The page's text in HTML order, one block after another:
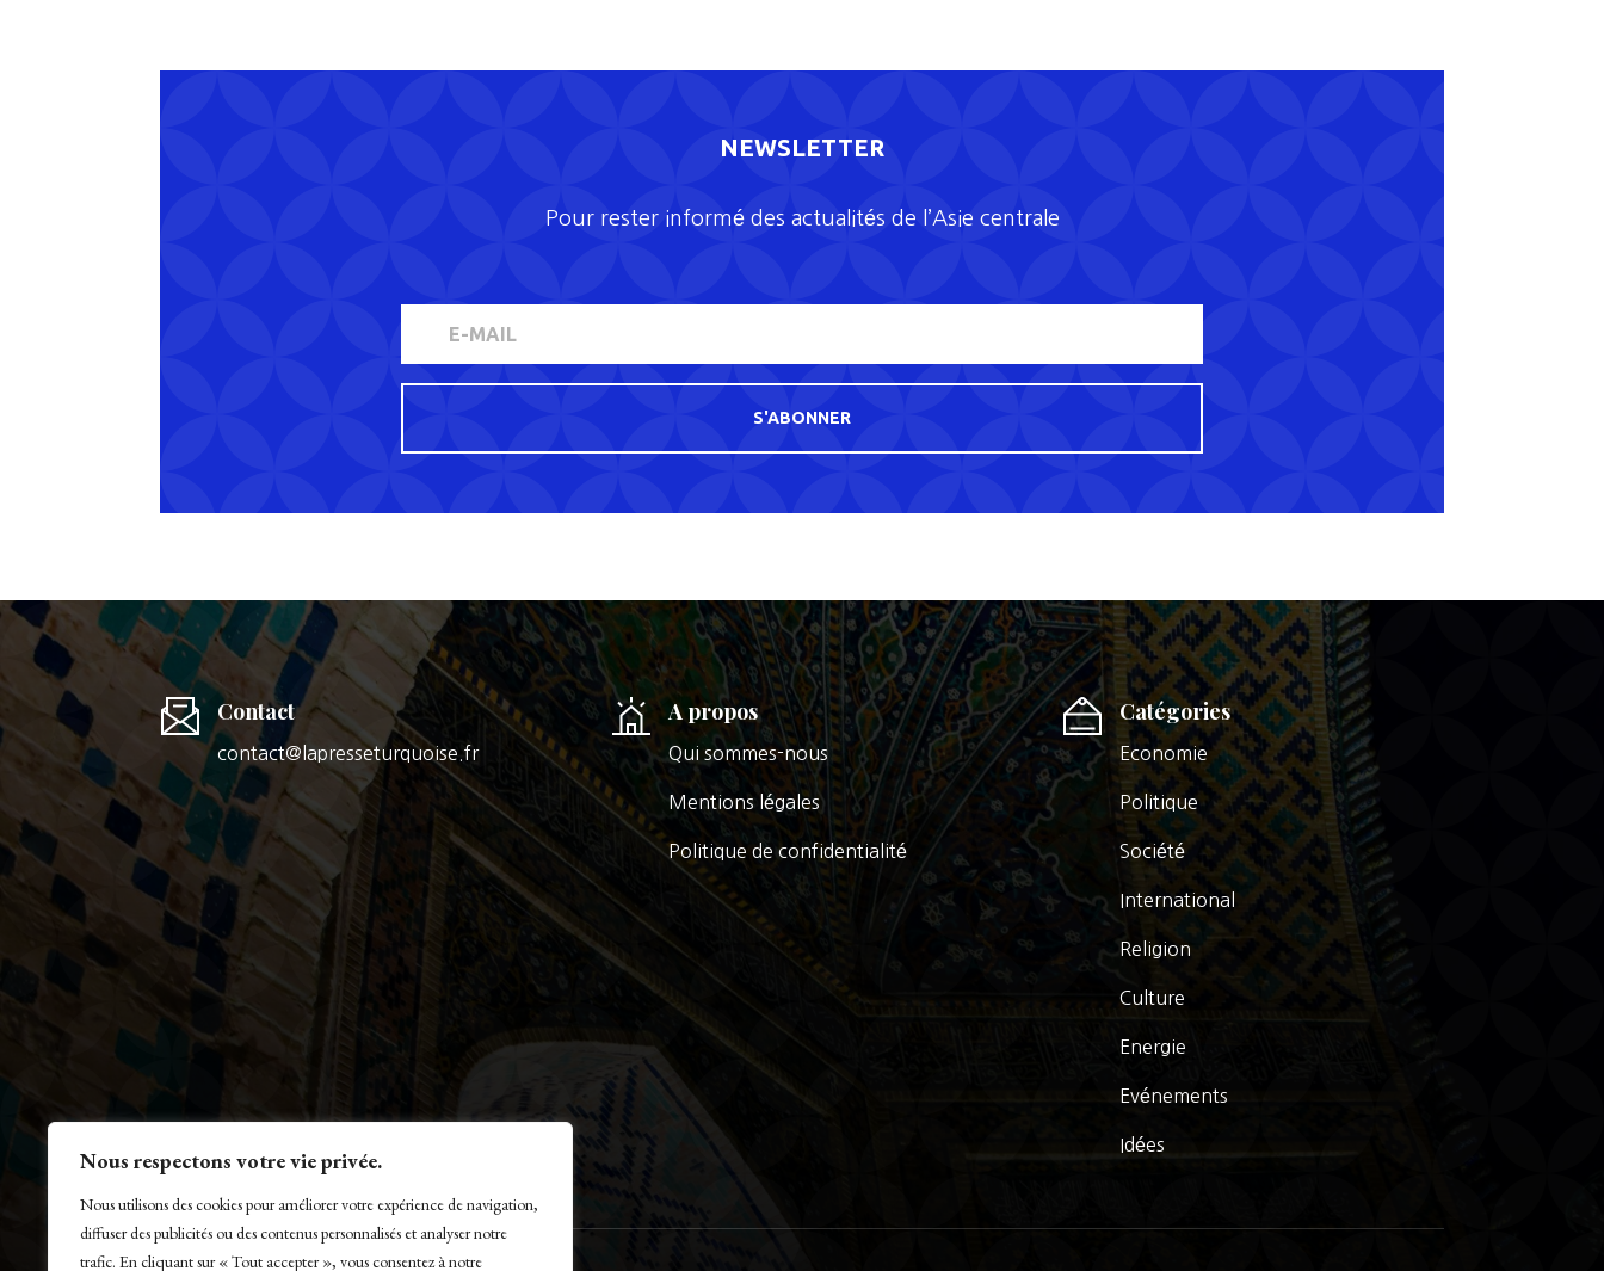
Nous respectons votre vie privée.
Nous utilisons des cookies pour améliorer votre expérience de navigation,
diffuser des publicités ou des contenus personnalisés et analyser notre
trafic. En cliquant sur « Tout accepter », vous consentez à notre
NEWSLETTER
Pour rester informé des actualités de l’Asie centrale
S'ABONNER
Contact
contact@lapresseturquoise.fr
A propos
Qui sommes-nous
Mentions légales
Politique de confidentialité
Catégories
Economie
Politique
Société
International
Religion
Culture
Energie
Evénements
Idées